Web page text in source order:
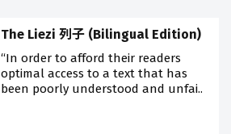
The Liezi 列子 (Bilingual Edition)
“In order to afford their readers
optimal access to a text that has
been poorly understood and unfai..